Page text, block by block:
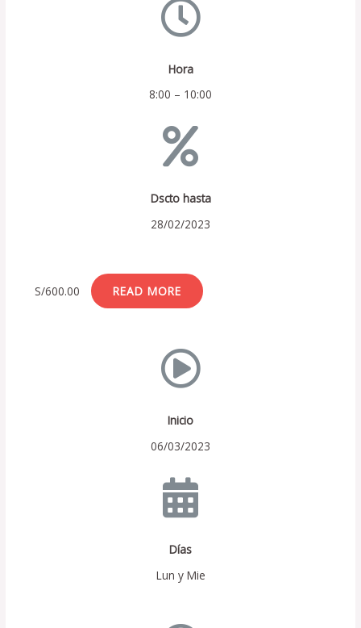
Hora
8:00 – 10:00
Dscto hasta
28/02/2023
S/600.00 READ MORE
Inicio
06/03/2023
Días
Lun y Mie